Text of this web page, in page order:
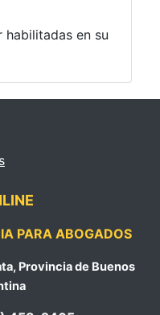
habilitadas en su
PARA ABOGADOS
Provincia de Buenos